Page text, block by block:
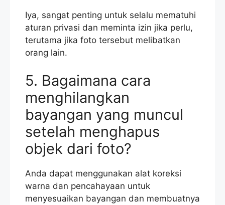
Iya, sangat penting untuk selalu mematuhi
aturan privasi dan meminta izin jika perlu,
terutama jika foto tersebut melibatkan
orang lain.
5. Bagaimana cara
menghilangkan
bayangan yang muncul
setelah menghapus
objek dari foto?
Anda dapat menggunakan alat koreksi
warna dan pencahayaan untuk
menyesuaikan bayangan dan membuatnya